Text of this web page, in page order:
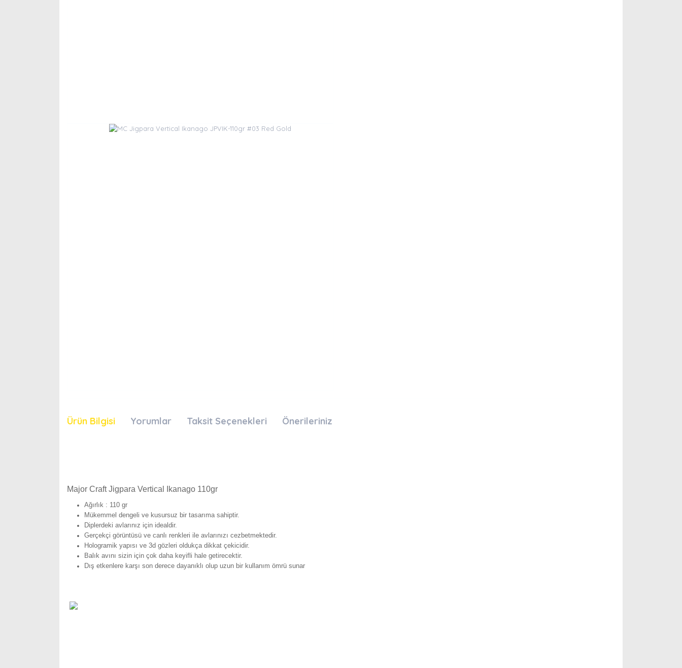
Ürün Bilgisi Yorumlar Taksit Seçenekleri Önerileriniz
Major Craft Jigpara Vertical Ikanago 110gr
Ağırlık : 110 gr
Mükemmel dengeli ve kusursuz bir tasarıma sahiptir.
Diplerdeki avlarınız için idealdir.
Gerçekçi görüntüsü ve canlı renkleri ile avlarınızı cezbetmektedir.
Hologramik yapısı ve 3d gözleri oldukça dikkat çekicidir.
Balık avını sizin için çok daha keyifli hale getirecektir.
Dış etkenlere karşı son derece dayanıklı olup uzun bir kullanım ömrü sunar